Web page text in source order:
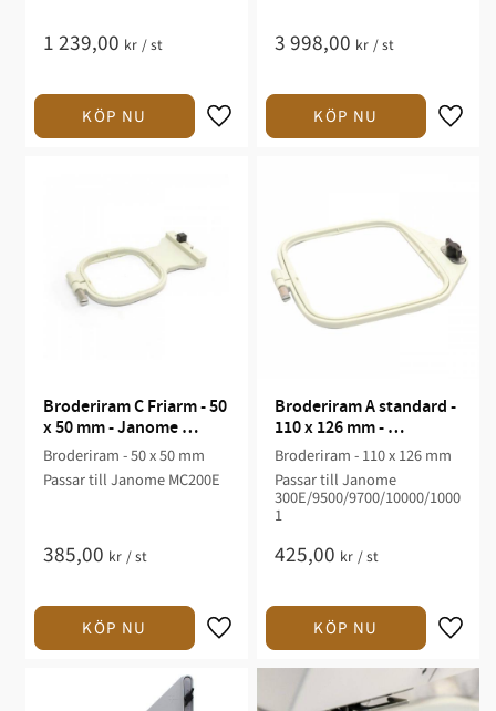
1 239,00 kr /st 3 998,00 kr /st
Broderiram C Friarm - 50
x 50 mm - Janome
MC200E
Broderiram - 50 x 50 mm
Passar till Janome MC200E
385,00 kr /st
Broderiram A standard -
110 x 126 mm -
300E/9500/9700/10000/1
0001
Broderiram - 110 x 126 mm
Passar till Janome
300E/9500/9700/10000/1000
1
425,00 kr /st